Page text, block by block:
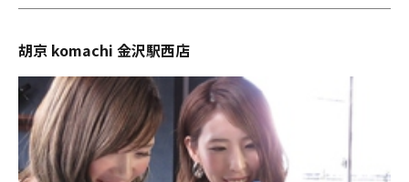
胡京 komachi 金沢駅西店